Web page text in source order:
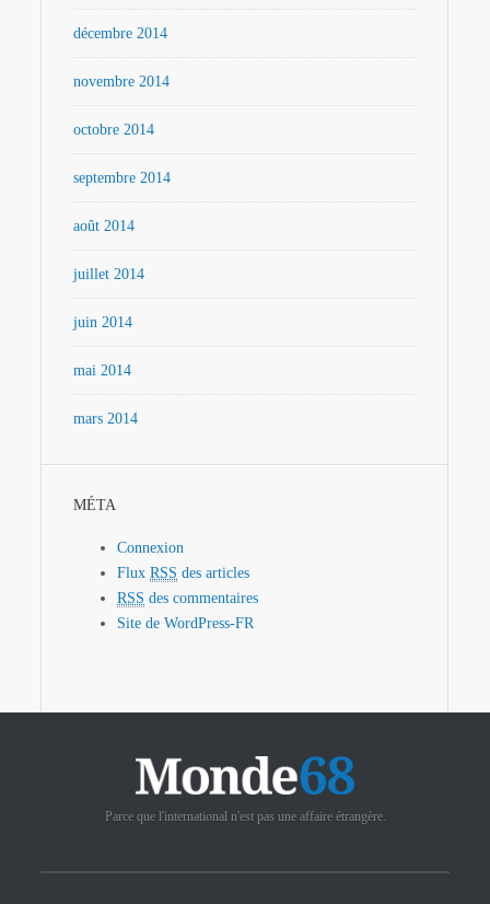
décembre 2014
novembre 2014
octobre 2014
septembre 2014
août 2014
juillet 2014
juin 2014
mai 2014
mars 2014
MÉTA
Connexion
FluxRSS des articles
RSS des commentaires
Site de WordPress-FR
Parce que l'international n'est pas une affaire étrangère.